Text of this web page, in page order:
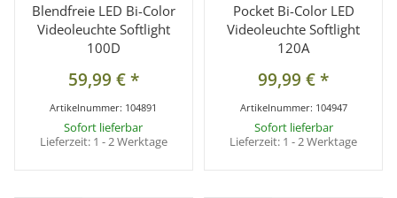
Blendfreie LED Bi-Color
Videoleuchte Softlight
100D
59,99 €*
Artikelnummer: 104891
Sofort lieferbar
Lieferzeit: 1 - 2 Werktage
Pocket Bi-Color LED
Videoleuchte Softlight
120A
99,99 €*
Artikelnummer: 104947
Sofort lieferbar
Lieferzeit: 1 - 2 Werktage